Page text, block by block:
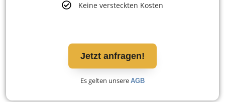
Keine versteckten Kosten
Jetzt anfragen!
Es gelten unsere AGB